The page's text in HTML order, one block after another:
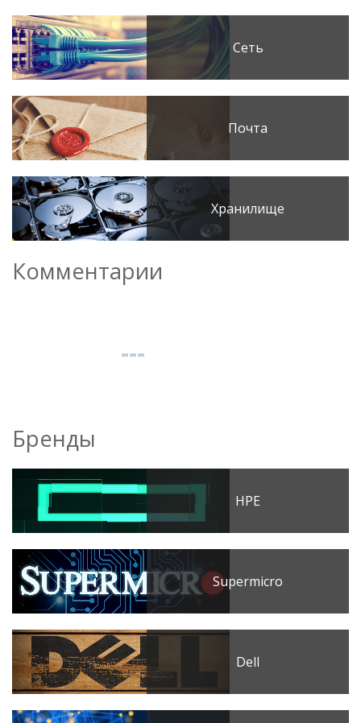
Сеть
Почта
Хранилище
Комментарии
Бренды
HPE
Supermicro
Dell